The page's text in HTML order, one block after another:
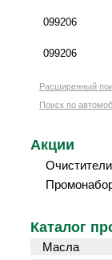
Расширенный
Поиск по
Акции
Очистители
Каталог
Масла